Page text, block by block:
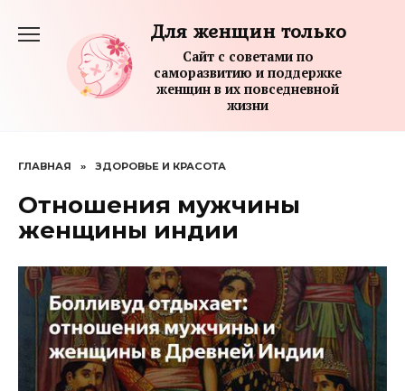
содержанию
Для женщин только
Сайт с советами по
саморазвитию и поддержке
женщин в их повседневной
жизни
ГЛАВНАЯ » ЗДОРОВЬЕ И КРАСОТА
Отношения мужчины
женщины индии